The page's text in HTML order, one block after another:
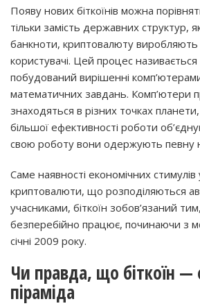
Появу нових біткоїнів можна
тільки замість державних структур,
банкноти, криптовалюту виробляють
користувачі. Цей процес називається
побудований вирішенні
математичних завдань. Комп’ютери
знаходяться в різних точках
більшої ефективності роботи
свою роботу вони одержують певну
Саме наявності економічних стимулів
криптовалюти, що розподіляються
учасниками, біткоїн зобов’язаний
безперебійно працює, починаючи з
січні 2009 року.
Чи правда, що біткоїн —
піраміда